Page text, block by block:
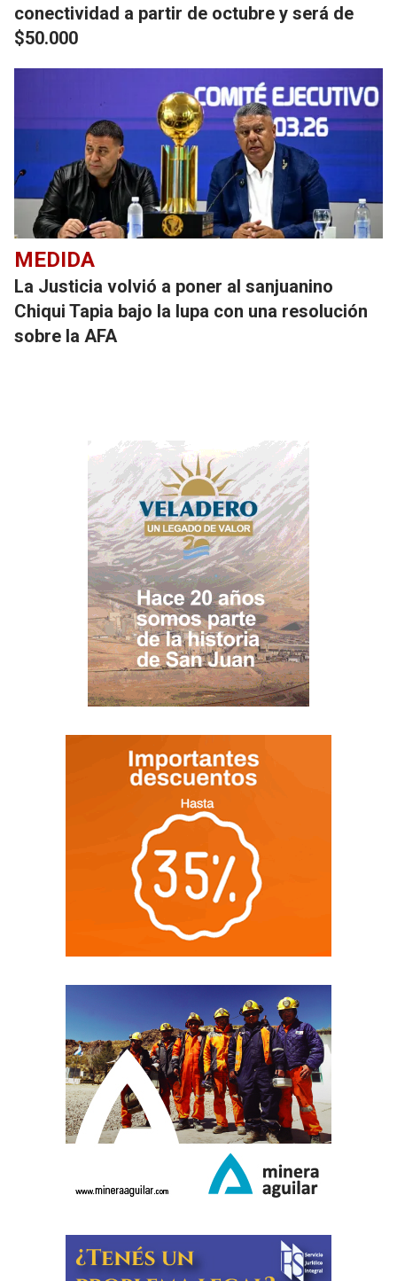
conectividad a partir de octubre y será de
$50.000
MEDIDA
La Justicia volvió a poner al sanjuanino
Chiqui Tapia bajo la lupa con una resolución
sobre la AFA